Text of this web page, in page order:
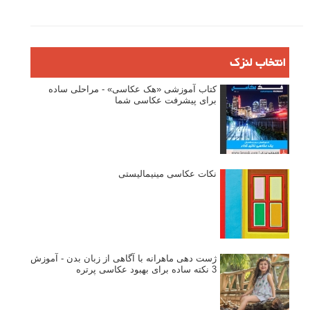
انتخاب لنزک
کتاب آموزشی «هک عکاسی» - مراحلی ساده
برای پیشرفت عکاسی شما
نکات عکاسی مینیمالیستی
ژست دهی ماهرانه با آگاهی از زبان بدن - آموزش
3 نکته ساده برای بهبود عکاسی پرتره